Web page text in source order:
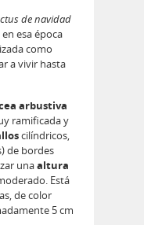
de navidad
esa época
como
a vivir hasta
arbustiva
ramificada y
cilíndricos,
de bordes
unaaltura
Está
de color
5 cm